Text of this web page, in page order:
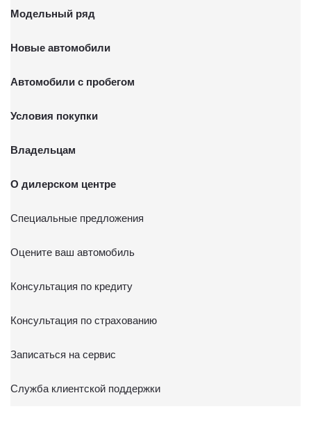
Модельный ряд
Новые автомобили
Автомобили с пробегом
Условия покупки
Владельцам
О дилерском центре
Специальные предложения
Оцените ваш автомобиль
Консультация по кредиту
Консультация по страхованию
Записаться на сервис
Служба клиентской поддержки